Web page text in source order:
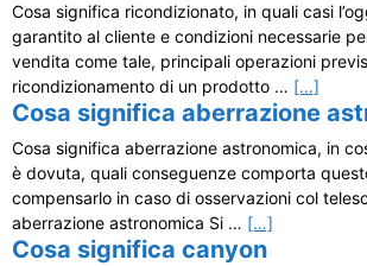
Cosa significa ricondizionato, in quali casi
garantito al cliente e condizioni necessarie
vendita come tale, principali operazioni
ricondizionamento di un prodotto … […]
Cosa significa aberrazione
Cosa significa aberrazione astronomica, in
è dovuta, quali conseguenze comporta
compensarlo in caso di osservazioni col
aberrazione astronomica Si … […]
Cosa significa canyon